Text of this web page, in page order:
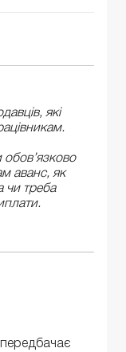
які
обов’язково
аванс, як
чи треба